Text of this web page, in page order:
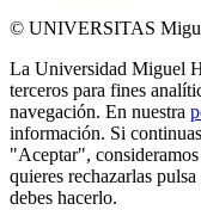
© UNIVERSITAS
La Universidad Miguel
terceros para fines
navegación. En nuestra
información. Si
"Aceptar",
quieres rechazarlas
debes hacerlo.